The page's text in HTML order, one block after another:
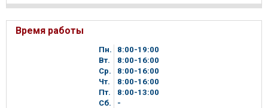
Время работы
Пн. 8 00-19 00
Вт.
8 00-16 00
Ср.
8 00-16 00
Чт.
8 00-16 00
Пт.
8 00-13 00
Сб.
-